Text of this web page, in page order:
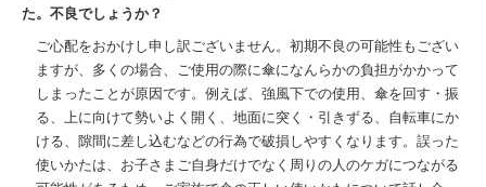
た。不良でしょうか？
ご心配をおかけし申し訳ございません。初期不良の可能性もござい
ますが、多くの場合、ご使用の際に傘になんらかの負担がかかって
しまったことが原因です。例えば、強風下での使用、傘を回す・振
る、上に向けて勢いよく開く、地面に突く・引きずる、自転車にか
ける、隙間に差し込むなどの行為で破損しやすくなります。誤った
使いかたは、お子さまご自身だけでなく周りの人のケガにつながる